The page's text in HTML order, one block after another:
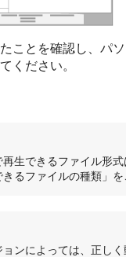
ことを確認し、パ
ください。
再生できるファイル形
るファイルの種類」を
ョンによっては、正し